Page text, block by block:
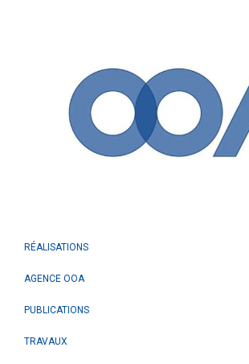
RÉALISATIONS
AGENCE OOA
PUBLICATIONS
TRAVAUX